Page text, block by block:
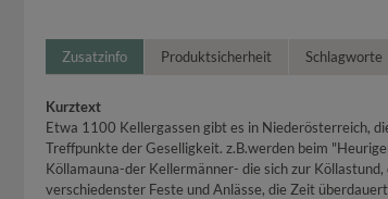
Zusatzinfo Produktsicherheit Schlagworte
Kurztext
Etwa 1100 Kellergassen gibt es in Niederösterreich,
Treffpunkte der Geselligkeit. z.B.werden beim
Köllamauna-der Kellermänner- die sich zur
verschiedenster Feste und Anlässe, die Zeit